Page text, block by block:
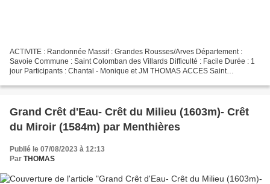
ACTIVITE : Randonnée Massif : Grandes Rousses/Arves Département :
Savoie Commune : Saint Colomban des Villards Difficulté : Facile Durée : 1
jour Participants : Chantal - Monique et JM THOMAS ACCES Saint
Grand Crêt d'Eau- Crêt du Milieu (1603m)- Crêt
du Miroir (1584m) par Menthières
Publié le 07/08/2023 à 12:13
Par THOMAS